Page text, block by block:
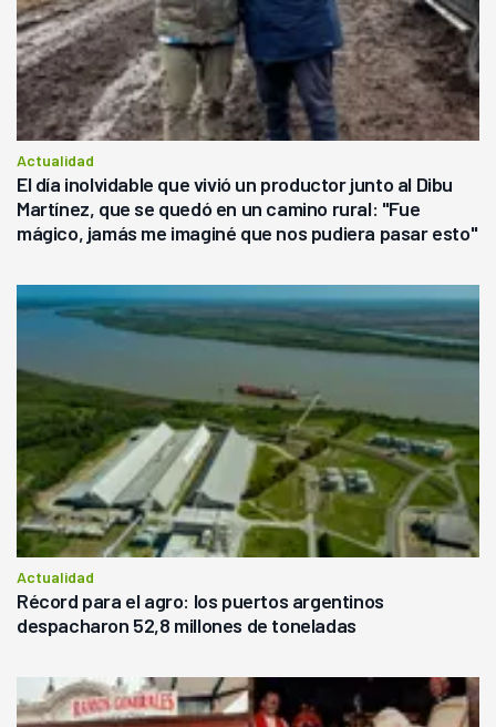
Actualidad
El día inolvidable que vivió un productor junto al Dibu
Martínez, que se quedó en un camino rural: "Fue
mágico, jamás me imaginé que nos pudiera pasar esto"
Actualidad
Récord para el agro: los puertos argentinos
despacharon 52,8 millones de toneladas